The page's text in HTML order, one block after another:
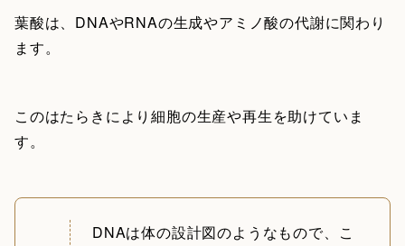
葉酸は、DNAやRNAの生成やアミノ酸の代謝に関わり
ます。
このはたらきにより細胞の生産や再生を助けていま
す。
DNAは体の設計図のようなもので、こ